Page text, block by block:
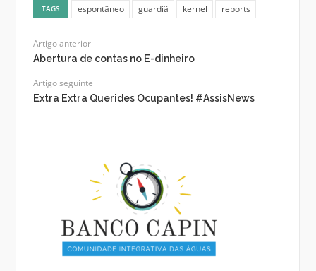
TAGS espontâneo guardiã kernel reports
Artigo anterior
Abertura de contas no E-dinheiro
Artigo seguinte
Extra Extra Querides Ocupantes! #AssisNews